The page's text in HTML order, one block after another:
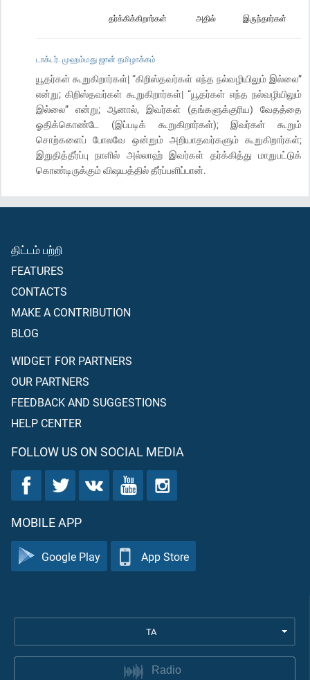
இருந்தார்கள்
அதில்
தர்க்கிக்கிறார்கள்
டாக்டர். முஹம்மது ஜான் தமிழாக்கம்
யூதர்கள் கூறுகிறார்கள்| “கிறிஸ்தவர்கள் எந்த நல்வழியிலும் இல்லை”
என்று; கிறிஸ்தவர்கள் கூறுகிறார்கள்| “யூதர்கள் எந்த நல்வழியிலும்
இல்லை” என்று; ஆனால், இவர்கள் (தங்களுக்குரிய) வேதத்தை
ஓதிக்கொண்டே (இப்படிக் கூறுகிறார்கள்); இவர்கள் கூறும்
சொற்களைப் போலவே ஒன்றும் அறியாதவர்களும் கூறுகிறார்கள்;
இறுதித்தீர்ப்பு நாளில் அல்லாஹ் இவர்கள் தர்க்கித்து மாறுபட்டுக்
கொண்டிருக்கும் விஷயத்தில் தீர்ப்பளிப்பான்.
திட்டம் பற்றி
FEATURES
CONTACTS
MAKE A CONTRIBUTION
BLOG
WIDGET FOR PARTNERS
OUR PARTNERS
FEEDBACK AND SUGGESTIONS
HELP CENTER
FOLLOW US ON SOCIAL MEDIA
MOBILE APP
Google Play App Store
TA
Radio